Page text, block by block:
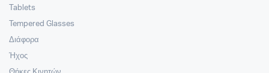
Tablets
Tempered Glasses
Διάφορα
Ήχος